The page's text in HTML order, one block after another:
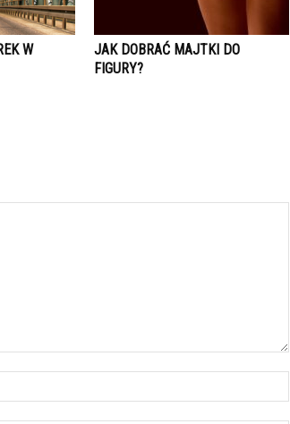
W
JAK DOBRAĆ MAJTKI DO
FIGURY?